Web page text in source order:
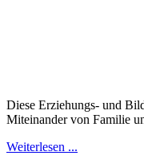
Diese Erziehungs- und
Miteinander von Familie
Weiterlesen ...